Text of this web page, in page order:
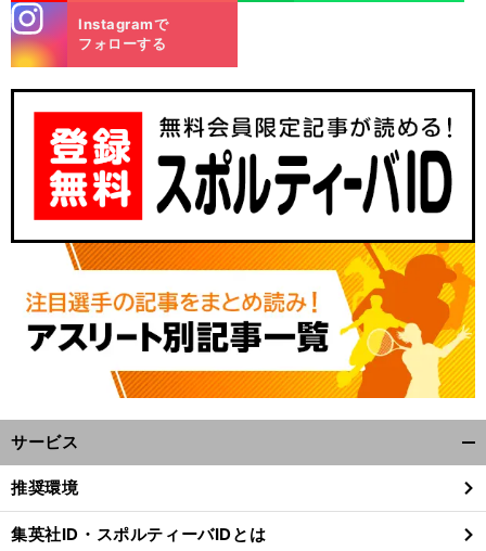
m
Instagramで
フォローする
サービス
閉
る
推奨環境
集英社ID・スポルティーバIDとは